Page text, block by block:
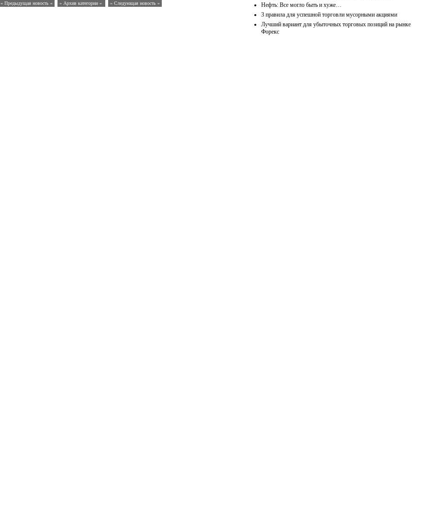
« Предыдущая новость « » Архив категории « » Следующая новость »
Нефть: Все могло быть и хуже…
3 правила для успешной торговли мусорными акциями
Лучший вариант для убыточных торговых позиций на рынке
Форекс